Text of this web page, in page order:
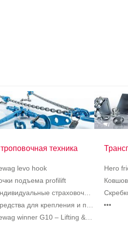
техника
levo hook
подъема profilift
Hero
…